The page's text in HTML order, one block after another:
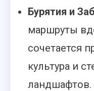
Бурятия и
маршруты
сочетается
культура и
ландшафтов.